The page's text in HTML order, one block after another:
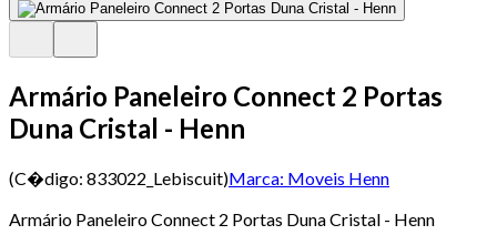
Armário Paneleiro Connect 2 Portas
Duna Cristal - Henn
(C�digo: 833022_Lebiscuit)Marca: Moveis Henn
Armário Paneleiro Connect 2 Portas Duna Cristal - Henn